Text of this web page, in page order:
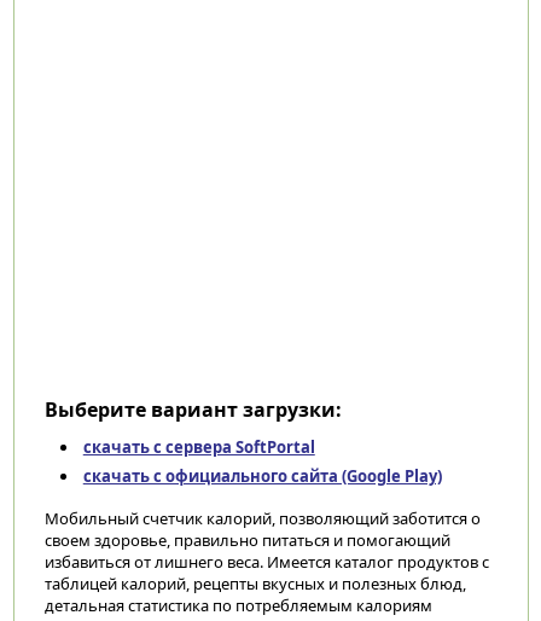
Выберите вариант загрузки:
скачать с сервера SoftPortal
скачать с официального сайта (Google Play)
Мобильный счетчик калорий, позволяющий заботится о
своем здоровье, правильно питаться и помогающий
избавиться от лишнего веса. Имеется каталог продуктов с
таблицей калорий, рецепты вкусных и полезных блюд,
детальная статистика по потребляемым калориям